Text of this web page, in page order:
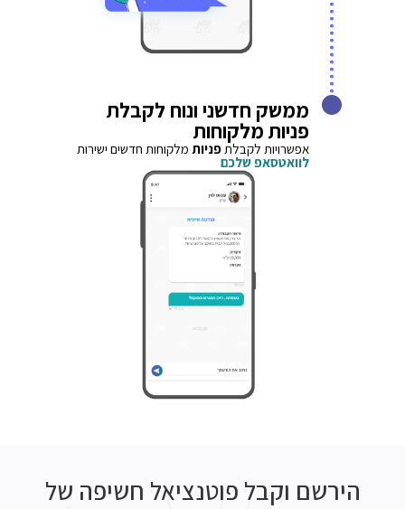
ממשק חדשני ונוח לקבלת
פניות מלקוחות
אפשרויות לקבלתפניות מלקוחות חדשים ישירות
לוואטסאפ שלכם
הירשם וקבל פוטנציאל חשיפה של